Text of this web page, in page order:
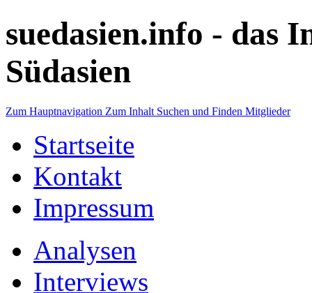
suedasien.info - das
Südasien
Zum Hauptnavigation Zum Inhalt Suchen und Finden Mitglieder
Startseite
Kontakt
Impressum
Analysen
Interviews